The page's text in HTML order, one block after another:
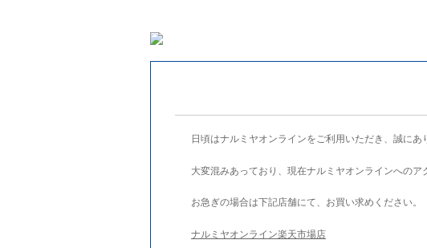
日頃はナルミヤオンラインをご利用いただき、誠にあ
大変混みあっており、現在ナルミヤオンラインへのア
お急ぎの場合は下記店舗にて、お買い求めください。
ナルミヤオンライン楽天市場店